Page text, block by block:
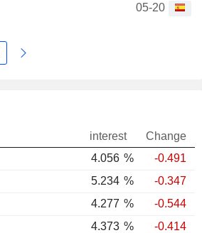
05-20
interest
Change
4.056 %
-0.491
5.234 %
-0.347
4.277 %
-0.544
4.373 %
-0.414